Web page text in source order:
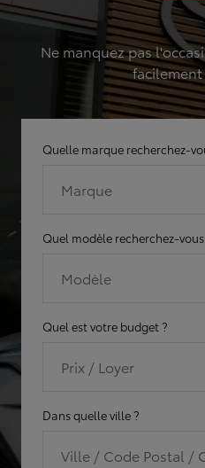
Ne manquez pas
Quelle marque recherchez-
Marque
Quel modèle recherchez-vous
Modèle
Quel est votre budget ?
Prix / Loyer
Dans quelle ville ?
Ville / Code Postal /